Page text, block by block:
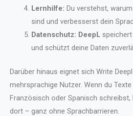
Lernhilfe: Du verstehst,
sind und verbesserst dein
Datenschutz: DeepLspeichert
und schützt deine Daten
Darüber hinaus eignet sich Write
mehrsprachige Nutzer. Wenn du Texte
Französisch oder Spanisch schreibst,
dort – ganz ohne Sprachbarrieren.